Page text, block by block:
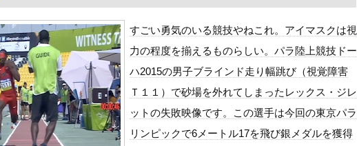
何も観光地がない・・・
画50％OFFキャンペーン第4弾が始まったぞー！
ラーメン食べるんだけどどれがいいかな！？w
ンなんと実質200万円以上の支援物資を寄付してしまう・・・
」が「がん転移」を促すと判明
するんや
】オービスかと思ったら野生の炊飯器で草 ほか
ネットで拡散してるおっぱいポロリ動画、何故か叩かれる・・・
すごい勇気のいる競技やねこれ。アイマスクは視
力の程度を揃えるものらしい。パラ陸上競技ドー
ハ2015の男子ブラインド走り幅跳び（視覚障害
Ｔ１１）で砂場を外れてしまったレックス・ジレ
ットの失敗映像です。この選手は今回の東京パラ
リンピックで6メートル17を飛び銀メダルを獲得